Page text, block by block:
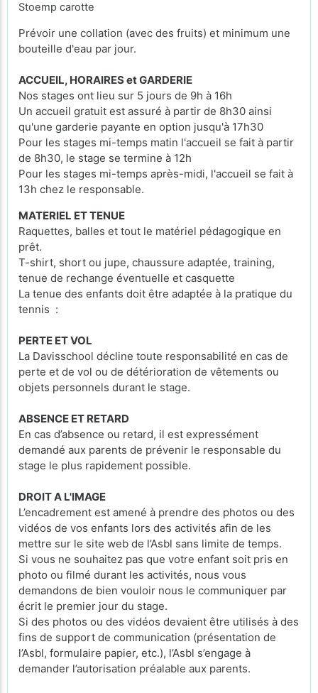
Stoemp carotte
Prévoir une collation (avec des fruits) et minimum une
bouteille d'eau par jour.
ACCUEIL, HORAIRES et GARDERIE
Nos stages ont lieu sur 5 jours de 9h à 16h
Un accueil gratuit est assuré à partir de 8h30 ainsi
qu'une garderie payante en option jusqu'à 17h30
Pour les stages mi-temps matin l'accueil se fait à partir
de 8h30, le stage se termine à 12h
Pour les stages mi-temps après-midi, l'accueil se fait à
13h chez le responsable.
MATERIEL ET TENUE
Raquettes, balles et tout le matériel pédagogique en
prêt.
T-shirt, short ou jupe, chaussure adaptée, training,
tenue de rechange éventuelle et casquette
La tenue des enfants doit être adaptée à la pratique du
tennis :
PERTE ET VOL
La Davisschool décline toute responsabilité en cas de
perte et de vol ou de détérioration de vêtements ou
objets personnels durant le stage.
ABSENCE ET RETARD
En cas d’absence ou retard, il est expressément
demandé aux parents de prévenir le responsable du
stage le plus rapidement possible.
DROIT A L'IMAGE
L’encadrement est amené à prendre des photos ou des
vidéos de vos enfants lors des activités afin de les
mettre sur le site web de l’Asbl sans limite de temps.
Si vous ne souhaitez pas que votre enfant soit pris en
photo ou filmé durant les activités, nous vous
demandons de bien vouloir nous le communiquer par
écrit le premier jour du stage.
Si des photos ou des vidéos devaient être utilisés à des
fins de support de communication (présentation de
l’Asbl, formulaire papier, etc.), l’Asbl s’engage à
demander l’autorisation préalable aux parents.